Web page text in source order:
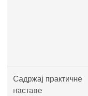
Садржај практичне
наставе